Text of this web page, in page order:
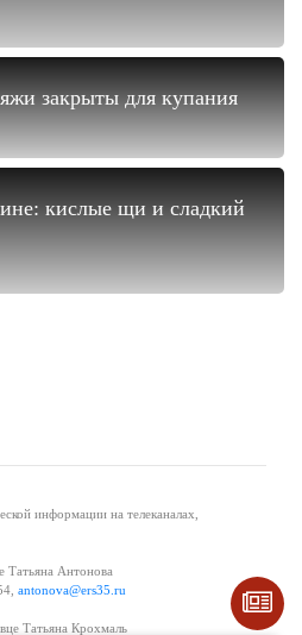
закрыты для купания
кислые щи и сладкий
информации на телеканалах,
Татьяна Антонова
antonova@ers35.ru
Татьяна Крохмаль